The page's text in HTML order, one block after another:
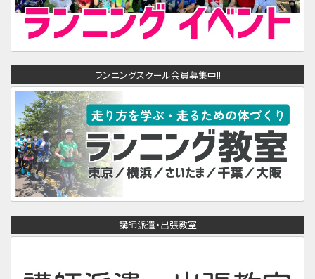
ランニングスクール会員募集中!!
講師派遣・出張教室